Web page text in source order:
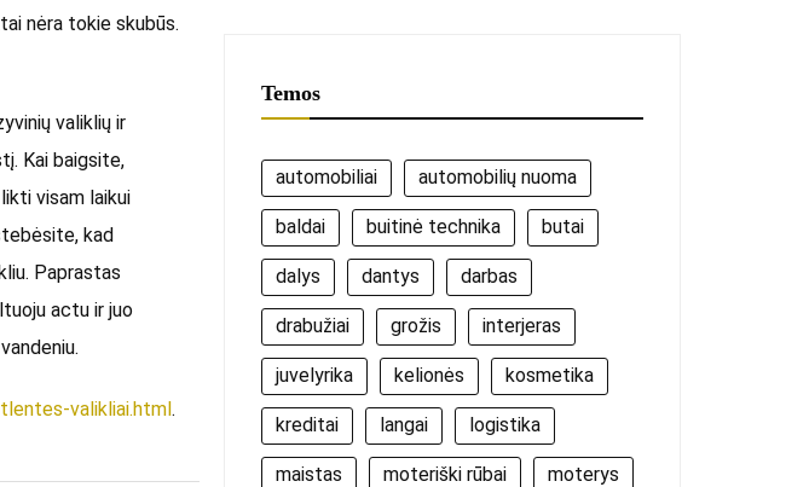
nėra tokie skubūs.
valiklių ir
Kai baigsite,
visam laikui
kad
Paprastas
actu ir juo
valikliai.html .
Temos
automobiliai automobilių nuoma
baldai buitinė technika butai
dalys dantys darbas
drabužiai grožis interjeras
juvelyrika kelionės kosmetika
kreditai langai logistika
maistas moteriški rūbai moterys